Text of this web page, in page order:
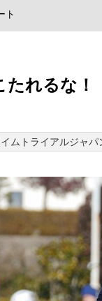
ト
たれるな
ムトライアルジャパ